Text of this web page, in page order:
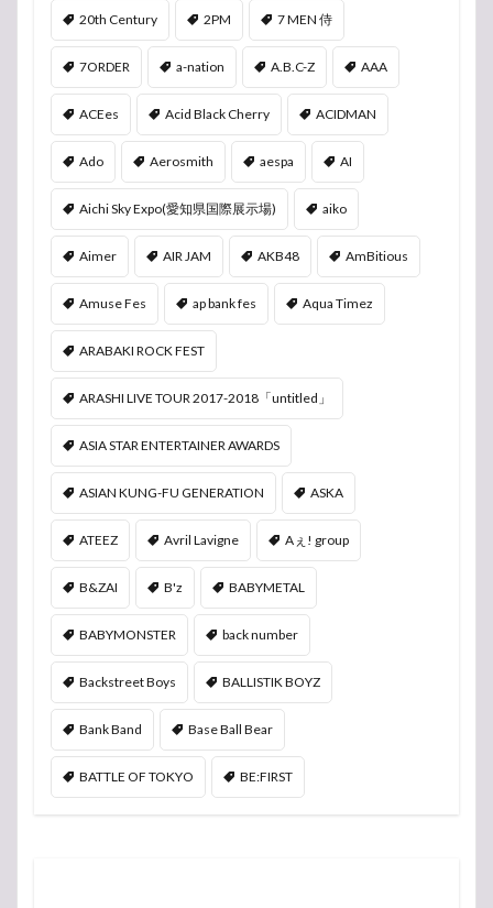
20th Century 2PM 7 MEN 侍
7ORDER a-nation A.B.C-Z AAA
ACEes Acid Black Cherry ACIDMAN
Ado Aerosmith aespa AI
Aichi Sky Expo(愛知県国際展示場) aiko
Aimer AIR JAM AKB48 AmBitious
Amuse Fes ap bank fes Aqua Timez
ARABAKI ROCK FEST
ARASHI LIVE TOUR 2017-2018「untitled」
ASIA STAR ENTERTAINER AWARDS
ASIAN KUNG-FU GENERATION ASKA
ATEEZ Avril Lavigne Aぇ! group
B&ZAI B'z BABYMETAL
BABYMONSTER back number
Backstreet Boys BALLISTIK BOYZ
Bank Band Base Ball Bear
BATTLE OF TOKYO BE:FIRST